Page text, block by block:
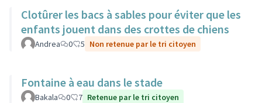
Clotûrer les bacs à sables pour éviter que les
enfants jouent dans des crottes de chiens
Andrea 0 5 Non retenue par le tri citoyen
Fontaine à eau dans le stade
Bakala 0 7 Retenue par le tri citoyen